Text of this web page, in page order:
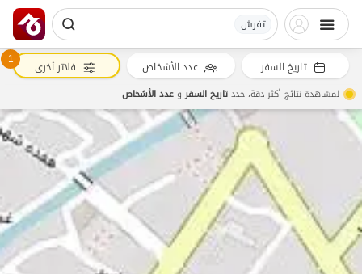
تفرش
تاريخ السفر عدد الأشخاص 1 فلاتر أخرى
لمشاهدة نتائج أكثر دقة، حددتاريخ السفروعدد الأشخاص